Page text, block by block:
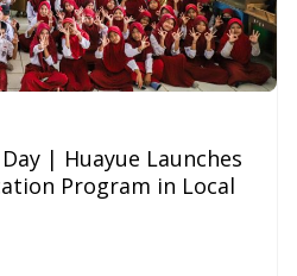
| Huayue Launches
Program in Local